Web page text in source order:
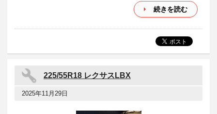
続きを読む
225/55R18 レクサスLBX
2025年11月29日